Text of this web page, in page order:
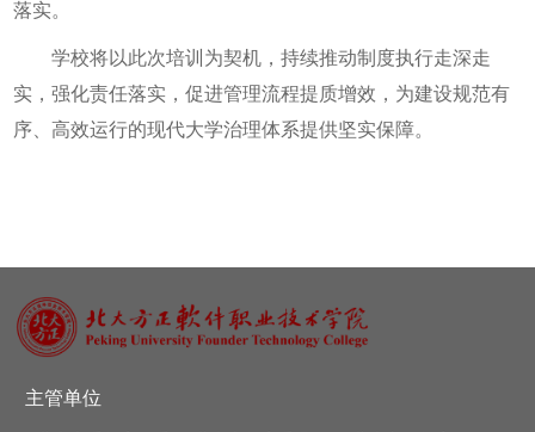
落实。
学校将以此次培训为契机，持续推动制度执行走深走
实，强化责任落实，促进管理流程提质增效，为建设规范有
序、高效运行的现代大学治理体系提供坚实保障。
主管单位